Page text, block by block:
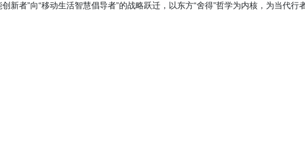
新者”向“移动生活智慧倡导者”的战略跃迁，以东方“舍得”哲学为内核，为当代行